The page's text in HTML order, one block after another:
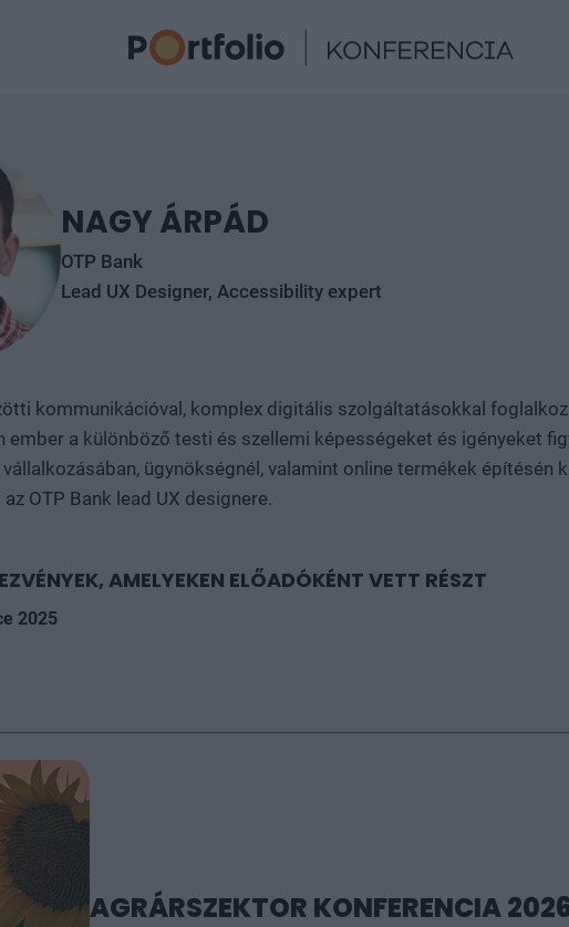
NAGY ÁRPÁD
OTP Bank
Lead UX Designer, Accessibility expert
kommunikációval, komplex digitális szolgáltatásokkal
ember a különböző testi és szellemi képességeket és igényeket
ügynökségnél, valamint online termékek építésén
OTP Bank lead UX designere.
AMELYEKEN ELŐADÓKÉNT VETT RÉSZT
2025
AGRÁRSZEKTOR KONFERENCIA